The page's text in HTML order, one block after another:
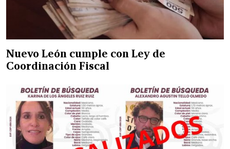
Nuevo León cumple con Ley de
Coordinación Fiscal